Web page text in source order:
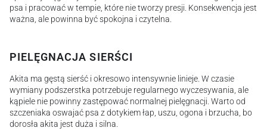
psa i pracować w tempie, które nie tworzy presji. Konsekwencja jest
ważna, ale powinna być spokojna i czytelna.
PIELĘGNACJA SIERŚCI
Akita ma gęstą sierść i okresowo intensywnie linieje. W czasie
wymiany podszerstka potrzebuje regularnego wyczesywania, ale
kąpiele nie powinny zastępować normalnej pielęgnacji. Warto od
szczeniaka oswajać psa z dotykiem łap, uszu, ogona i brzucha, bo
dorosła akita jest duża i silna.